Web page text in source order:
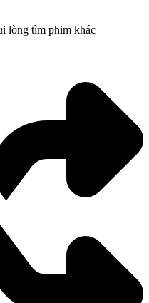
lòng tìm phim khác